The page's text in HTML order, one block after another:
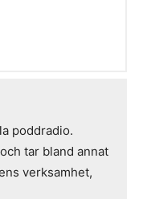
poddradio.
tar bland annat
verksamhet,